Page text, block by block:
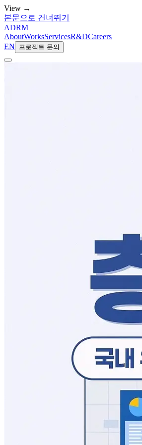
View →
본문으로 건너뛰기
ADRM
AboutWorksServicesR&DCareers
EN
프로젝트 문의